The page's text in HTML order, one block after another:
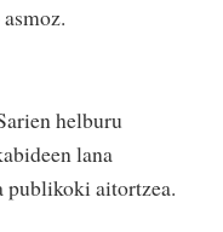
helburu
lana
publikoki aitortzea.